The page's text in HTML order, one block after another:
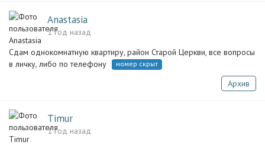
Anastasia
1 год назад
Сдам однокомнатную квартиру, район Старой Церкви, все вопросы
в личку, либо по телефону
номер скрыт
Архив
Timur
1 год назад